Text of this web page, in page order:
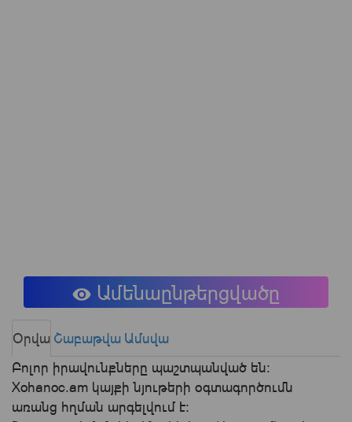
Ամենաընթերցվածը
Օրվա Շաբաթվա Ամսվա
Բոլոր իրավունքները պաշտպանված են:
Xohanoc.am կայքի նյութերի օգտագործումն
առանց հղման արգելվում է: